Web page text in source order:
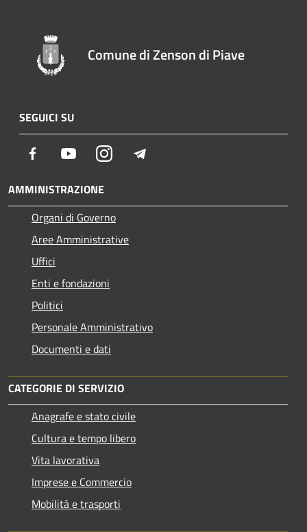
Comune di Zenson di Piave
SEGUICI SU
Facebook YoutubeInstagram
AMMINISTRAZIONE
Organi di Governo
Aree Amministrative
Uffici
Enti e fondazioni
Politici
Personale Amministrativo
Documenti e dati
CATEGORIE DI SERVIZIO
Anagrafe e stato civile
Cultura e tempo libero
Vita lavorativa
Imprese e Commercio
Mobilità e trasporti